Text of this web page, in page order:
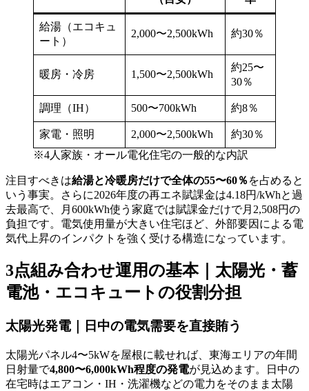
給湯（エコキュ
ート）
2,000〜2,500kWh 約30％
暖房・冷房 1,500〜2,500kWh
約25〜
30％
調理（IH） 500〜700kWh 約8％
家電・照明 2,000〜2,500kWh
約30％
※4人家族・オール電化住宅の一般的な内訳
注目すべきは給湯と冷暖房だけで全体の55〜60％ を占めると
いう事実。さらに2026年度の再エネ賦課金は4.18円/kWhと過
去最高で、月600kWh使う家庭では賦課金だけで月2,508円の
負担です。電気使用量が大きい住宅ほど、外部要因による電
気代上昇のインパクトを強く受ける構造になっています。
3点組み合わせ運用の基本｜太陽光・蓄
電池・エコキュートの役割分担
太陽光発電｜日中の電気需要を直接賄う
太陽光パネル4〜5kWを屋根に載せれば、東海エリアの年間
日射量で4,800〜6,000kWh程度の発電が見込めます。日中の
在宅時はエアコン・IH・洗濯機などの電力をそのまま太陽